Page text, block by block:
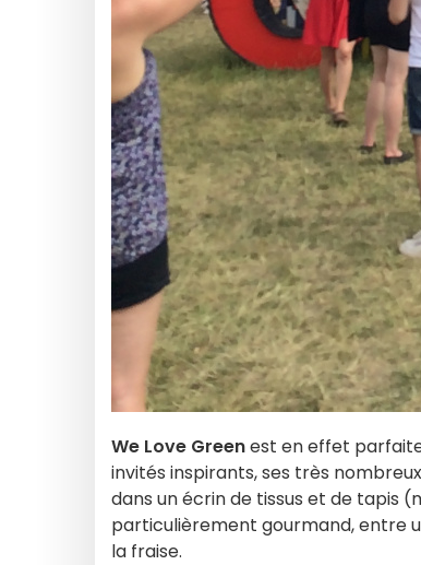
We Love Greenest en effet
invités inspirants, ses très
dans un écrin de tissus et de tapis
particulièrement gourmand, entre
la fraise.